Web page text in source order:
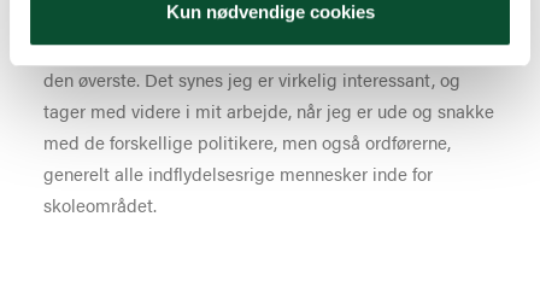
Kun nødvendige cookies
alle prioriteret på. Nogen jeg virkelig har biddet mærke
i, det er at rigtig mange sætter faglighed for alle som
den øverste. Det synes jeg er virkelig interessant, og
tager med videre i mit arbejde, når jeg er ude og snakke
med de forskellige politikere, men også ordførerne,
generelt alle indflydelsesrige mennesker inde for
skoleområdet.